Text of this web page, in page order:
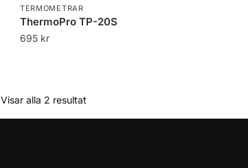
TERMOMETRAR
ThermoPro TP-20S
695 kr
Visar alla 2 resultat